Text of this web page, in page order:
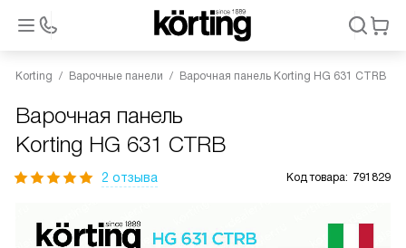
Korting Варочные панели Варочная панель Korting HG 631 CTRB
Варочная панель
Korting HG 631 CTRB
2 отзыва Код товара: 791829